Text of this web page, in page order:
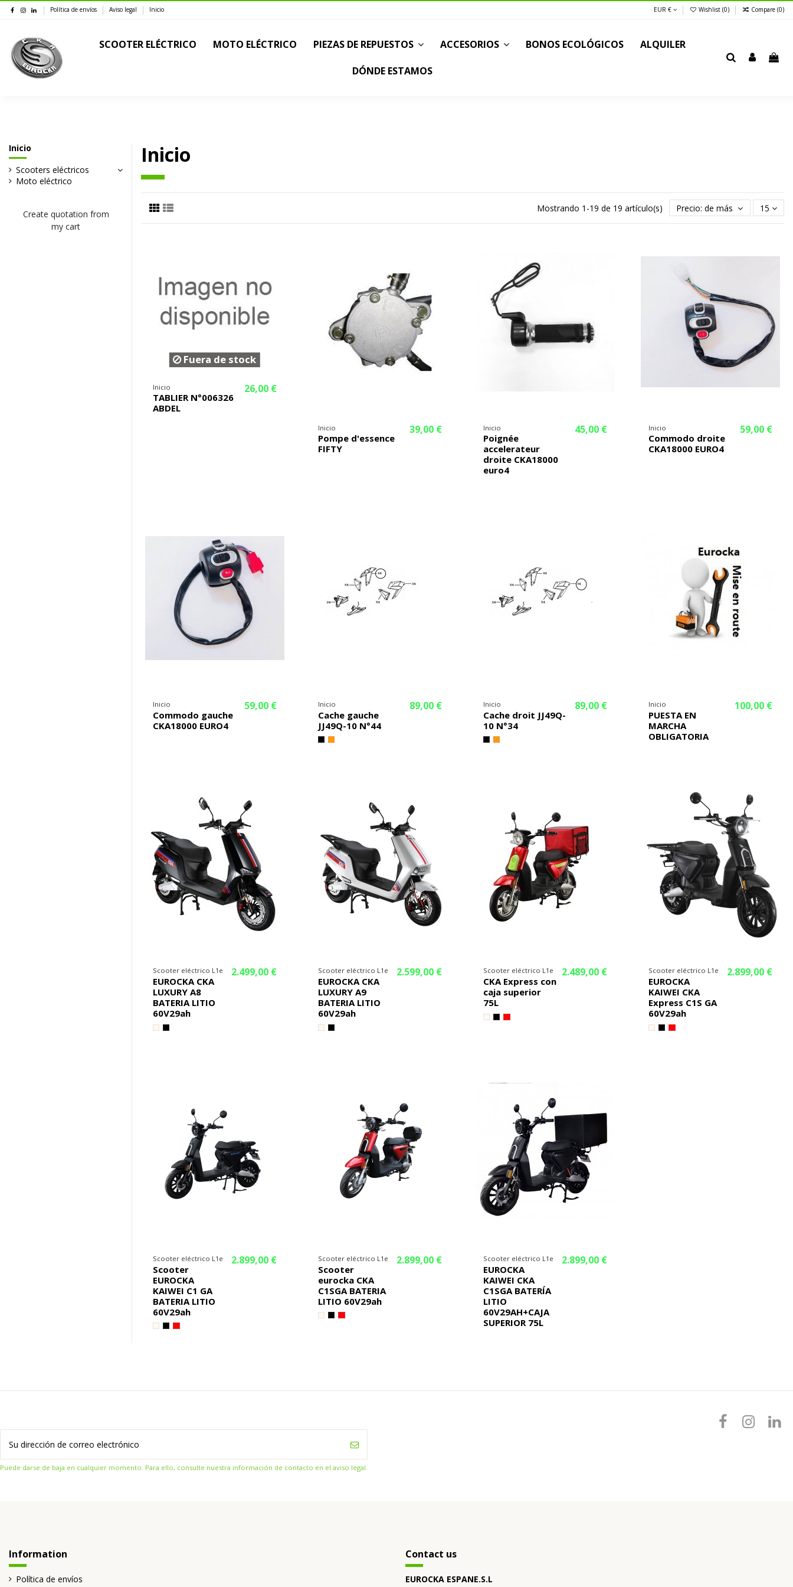
Política de envíos Aviso legal Inicio EUR € Wishlist (0) Compare (0)
SCOOTER ELÉCTRICO MOTO ELÉCTRICO PIEZAS DE REPUESTOS ACCESORIOS BONOS ECOLÓGICOS ALQUILER
DÓNDE ESTAMOS
Inicio
Mostrando 1-19 de 19 artículo(s) Precio: de más bajo a más
15
Fuera de stock
Inicio
TABLIER N°006326
ABDEL
26,00 €
Inicio
Pompe d'essence
FIFTY
39,00 € Inicio
Poignée
accelerateur
droite CKA18000
euro4
45,00 € Inicio
Commodo droite
CKA18000 EURO4
59,00 €
Inicio
Commodo gauche
CKA18000 EURO4
59,00 € Inicio
Cache gauche
JJ49Q-10 N°44
89,00 € Inicio
Cache droit JJ49Q-
10 N°34
89,00 € Inicio
PUESTA EN
MARCHA
OBLIGATORIA
100,00 €
Scooter eléctrico L1e
EUROCKA CKA
LUXURY A8
BATERIA LITIO
60V29ah
2.499,00 € Scooter eléctrico L1e
EUROCKA CKA
LUXURY A9
BATERIA LITIO
60V29ah
2.599,00 € Scooter eléctrico L1e
CKA Express con
caja superior
75L
2.489,00 € Scooter eléctrico L1e
EUROCKA
KAIWEI CKA
Express C1S GA
60V29ah
2.899,00 €
Scooter eléctrico L1e
Scooter
EUROCKA
KAIWEI C1 GA
BATERIA LITIO
60V29ah
2.899,00 € Scooter eléctrico L1e
Scooter
eurocka CKA
C1SGA BATERIA
LITIO 60V29ah
2.899,00 € Scooter eléctrico L1e
EUROCKA
KAIWEI CKA
C1SGA BATERÍA
LITIO
60V29AH+CAJA
SUPERIOR 75L
2.899,00 €
Inicio
Scooters eléctricos
Moto eléctrico
Create quotation from
my cart
Puede darse de baja en cualquier momento. Para ello, consulte nuestra información de contacto en el aviso legal.
Information
Política de envíos
Contact us
EUROCKA ESPANE.S.L